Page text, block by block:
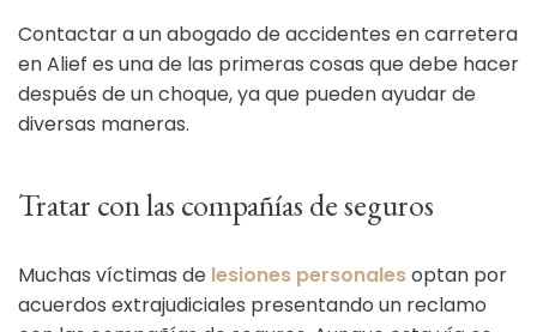
Contactar a un abogado de accidentes en carretera
en Alief es una de las primeras cosas que debe hacer
después de un choque, ya que pueden ayudar de
diversas maneras.
Tratar con las compañías de seguros
Muchas víctimas de lesiones personalesoptan por
acuerdos extrajudiciales presentando un reclamo